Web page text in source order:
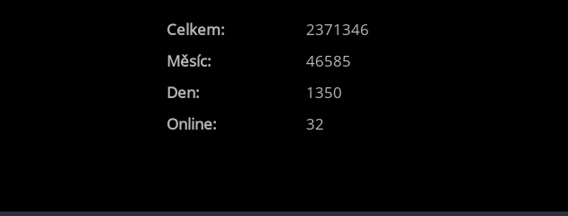
Online: 32
Celkem:
2371346
Měsíc:
46585
Den:
1350